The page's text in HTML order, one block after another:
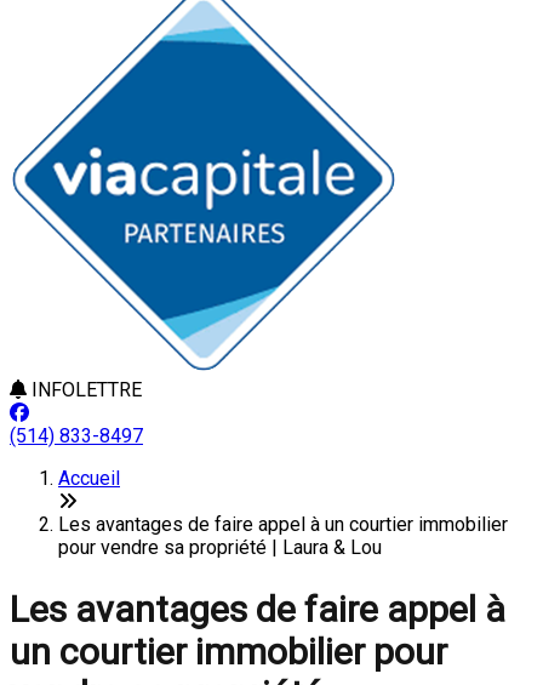
INFOLETTRE
(514) 833-8497
Accueil
Les avantages de faire appel à un courtier immobilier
pour vendre sa propriété | Laura & Lou
Les avantages de faire appel à
un courtier immobilier pour